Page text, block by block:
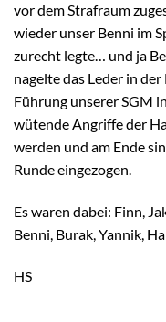
vor dem Strafraum
wieder unser Benni im
zurecht legte… und ja
nagelte das Leder in
Führung unserer SGM
wütende Angriffe der
werden und am Ende
Runde eingezogen.
Es waren dabei: Finn,
Benni, Burak, Yannik,
HS